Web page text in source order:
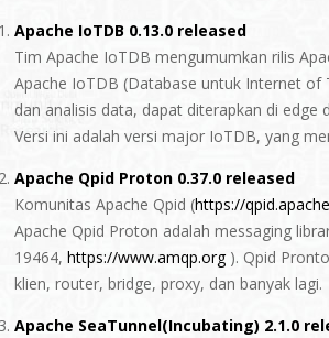
Apache IoTDB 0.13.0 released
Tim Apache IoTDB mengumumkan rilis
Apache IoTDB (Database untuk Internet
dan analisis data, dapat diterapkan di edge
Versi ini adalah versi major IoTDB, yang
Apache Qpid Proton 0.37.0 released
Komunitas Apache Qpid (https://
Apache Qpid Proton adalah messaging
19464, https://www.amqp.org). Qpid
klien, router, bridge, proxy, dan banyak lagi.
Apache SeaTunnel(Incubating) 2.1.0